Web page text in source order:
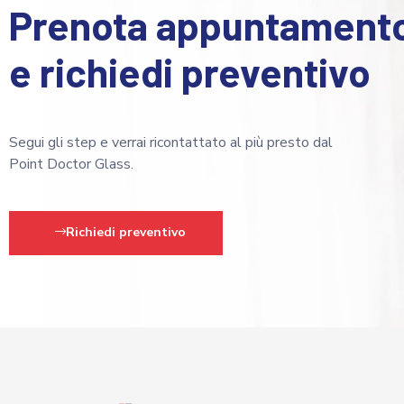
Prenota
e richiedi preventivo
Segui gli step e verrai ricontattato al più presto dal
Point Doctor Glass.
Richiedi preventivo